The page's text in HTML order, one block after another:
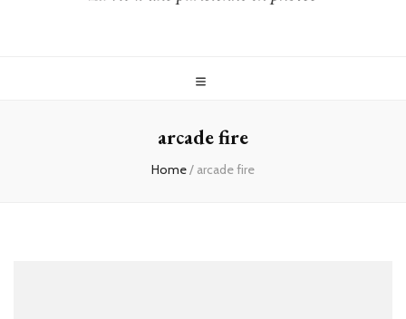
arcade fire
Home/ arcade fire